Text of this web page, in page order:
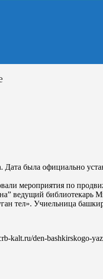
Дата была официально
мероприятия по
ведущий библиотекарь
тел». Учиельница
kalt.ru/den-bashkirskogo-